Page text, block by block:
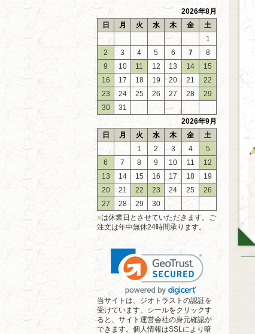
2026年8月
日
月 火 水 木 金
土
1
2
3 4 5 6 7
8
9
10 11 12 13 14
15
16
17 18 19 20 21
22
23
24 25 26 27 28
29
30
31
2026年9月
日
月 火 水 木 金
土
1
2 3 4
5
6
7 8 9 10 11
12
13
14 15 16 17 18
19
20
21 22 23 24 25
26
27
28 29
30
■は休業日とさせていただきます。ご
注文は年中無休24時間承ります。
当サイトは、ジオトラストの認証を
受けています。シールをクリックす
ると、サイト運営会社の身元確認が
できます。個人情報はSSLにより暗